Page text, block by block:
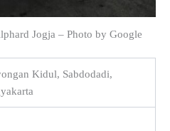
Jogja – Photo by Google
Kidul, Sabdodadi,